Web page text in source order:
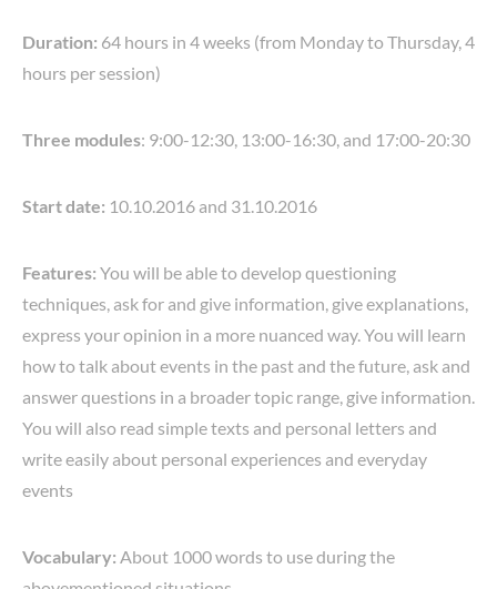
Duration: 64 hours in 4 weeks (from Monday to Thursday, 4
hours per session)
Three modules: 9:00-12:30, 13:00-16:30, and 17:00-20:30
Start date: 10.10.2016 and 31.10.2016
Features: You will be able to develop questioning
techniques, ask for and give information, give explanations,
express your opinion in a more nuanced way. You will learn
how to talk about events in the past and the future, ask and
answer questions in a broader topic range, give information.
You will also read simple texts and personal letters and
write easily about personal experiences and everyday
events
Vocabulary: About 1000 words to use during the